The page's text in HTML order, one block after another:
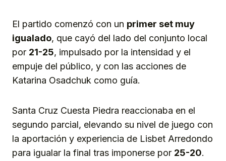
El partido comenzó con un primer set muy
igualado, que cayó del lado del conjunto local
por 21-25, impulsado por la intensidad y el
empuje del público, y con las acciones de
Katarina Osadchuk como guía.
Santa Cruz Cuesta Piedra reaccionaba en el
segundo parcial, elevando su nivel de juego con
la aportación y experiencia de Lisbet Arredondo
para igualar la final tras imponerse por 25-20.